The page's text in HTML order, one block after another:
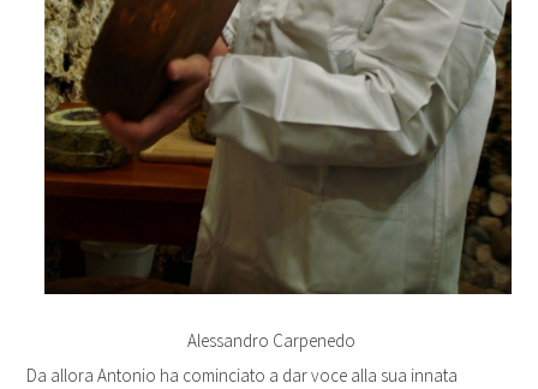
Alessandro Carpenedo
Da allora Antonio ha cominciato a dar voce alla sua innata